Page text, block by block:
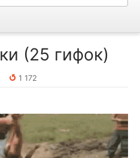
(25 гифок)
1 172